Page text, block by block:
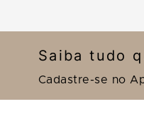
Saiba tudo
Cadastre-se no